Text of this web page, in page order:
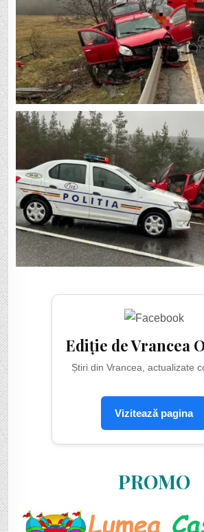
Ediție de Vrancea
Știri din Vrancea, actualizate
Vizitează pagina
PROMO